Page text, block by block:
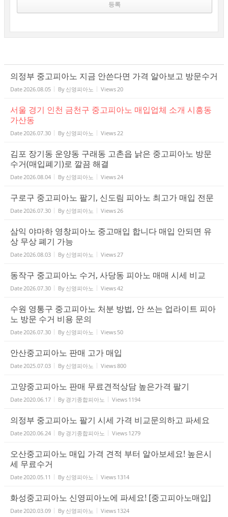
의정부 중고피아노 지금 안쓴다면 가격 알아보고 방문수거
Date2026.08.05 By 신영피아노 Views20
서울 경기 인천 금천구 중고피아노 매입업체 소개 시흥동
가산동
Date2026.07.30 By 신영피아노 Views22
김포 장기동 운양동 구래동 고촌읍 낡은 중고피아노 방문
수거(매입폐기)로 깔끔 해결
Date2026.08.04 By 신영피아노 Views24
구로구 중고피아노 팔기, 신도림 피아노 최고가 매입 전문
Date2026.07.30 By 신영피아노 Views26
삼익 야마하 영창피아노 중고매입 합니다 매입 안되면 유
상 무상 폐기 가능
Date2026.08.03 By 신영피아노 Views27
동작구 중고피아노 수거, 사당동 피아노 매매 시세 비교
Date2026.07.30 By 신영피아노 Views42
수원 영통구 중고피아노 처분 방법, 안 쓰는 업라이트 피아
노 방문 수거 비용 문의
Date2026.07.30 By 신영피아노 Views 50
안산중고피아노 판매 고가 매입
Date2025.07.03 By 신영피아노 Views800
고양중고피아노 판매 무료견적상담 높은가격 팔기
Date2020.06.17 By 경기종합피아노 Views 1194
의정부 중고피아노 팔기 시세 가격 비교문의하고 파세요
Date2020.06.24 By 경기종합피아노 Views 1279
오산중고피아노 매입 가격 견적 부터 알아보세요! 높은시
세 무료수거
Date2020.05.11 By 신영피아노 Views 1314
화성중고피아노 신영피아노에 파세요! [중고피아노매입]
Date2020.03.09 By 신영피아노 Views 1324